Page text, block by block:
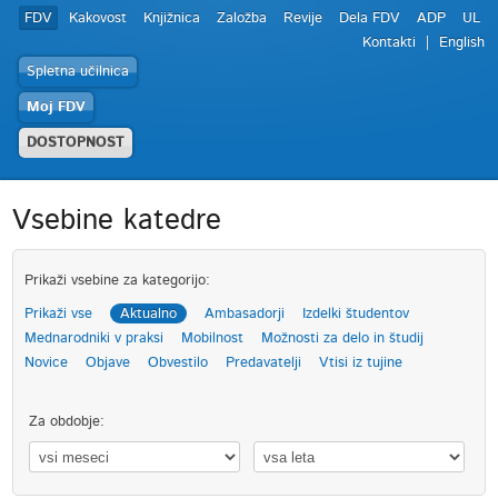
FDV Kakovost Knjižnica Založba Revije Dela FDV ADP
UL
Kontakti
English
Spletna učilnica
Moj FDV
DOSTOPNOST
Vsebine katedre
Prikaži vsebine za kategorijo:
Prikaži vse Aktualno Ambasadorji
Izdelki študentov
Mednarodniki v praksi
Mobilnost
Možnosti za delo in študij
Novice
Objave Obvestilo Predavatelji Vtisi iz tujine
Za obdobje: